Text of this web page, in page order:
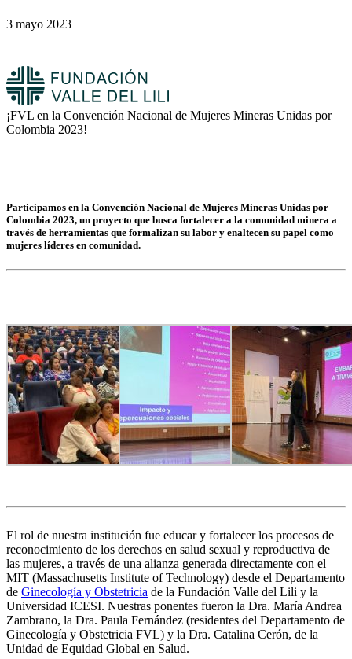
3 mayo 2023
¡FVL en la Convención Nacional de Mujeres Mineras Unidas por
Colombia 2023!
Participamos en la Convención Nacional de Mujeres Mineras Unidas por
Colombia 2023, un proyecto que busca fortalecer a la comunidad minera a
través de herramientas que formalizan su labor y enaltecen su papel como
mujeres líderes en comunidad.
El rol de nuestra institución fue educar y fortalecer los procesos de
reconocimiento de los derechos en salud sexual y reproductiva de
las mujeres, a través de una alianza generada directamente con el
MIT (Massachusetts Institute of Technology) desde el Departamento
de Ginecología y Obstetricia de la Fundación Valle del Lili y la
Universidad ICESI. Nuestras ponentes fueron la Dra. María Andrea
Zambrano, la Dra. Paula Fernández (residentes del Departamento de
Ginecología y Obstetricia FVL) y la Dra. Catalina Cerón, de la
Unidad de Equidad Global en Salud.